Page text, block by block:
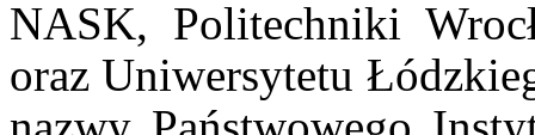
NASK, Politechniki
oraz Uniwersytetu